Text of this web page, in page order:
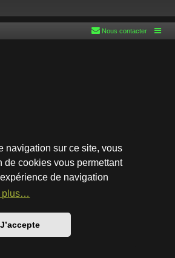
navigation sur ce site, vous
de cookies vous permettant
de navigation
plus…
J’accepte
Nous contacter
phpBB® Forum Software © phpBB Limited
par
française officielle